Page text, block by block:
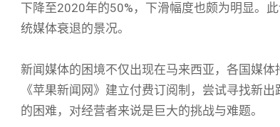
下降至2020年的50%，下滑幅度也颇为明显。
统媒体衰退的景况。
新闻媒体的困境不仅出现在马来西亚，各国媒
《苹果新闻网》建立付费订阅制，尝试寻找新
的困难，对经营者来说是巨大的挑战与难题。